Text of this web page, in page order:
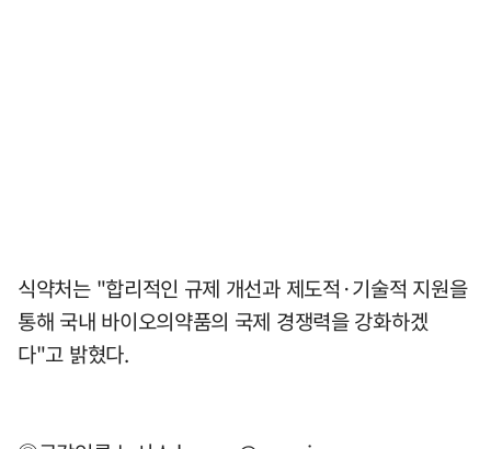
식약처는 "합리적인 규제 개선과 제도적·기술적 지원을
통해 국내 바이오의약품의 국제 경쟁력을 강화하겠
다"고 밝혔다.